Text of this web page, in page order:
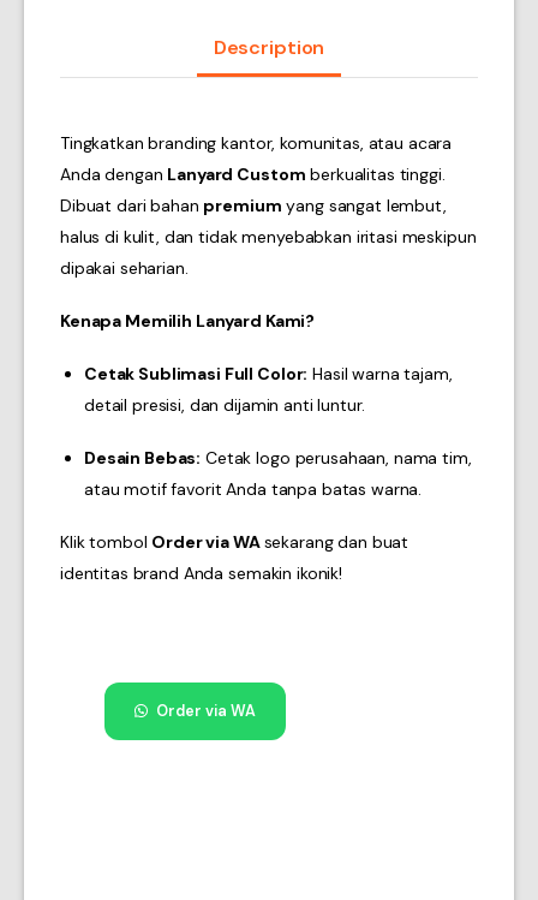
Description
Tingkatkanbranding kantor, komunitas, atau acara
Anda dengan Lanyard Custom berkualitas tinggi.
Dibuat dari bahan premium yang sangat lembut,
halus di kulit, dan tidak menyebabkan iritasi meskipun
dipakai seharian.
Kenapa Memilih Lanyard Kami?
Cetak Sublimasi Full Color: Hasil warna tajam,
detail presisi, dan dijamin anti luntur.
Desain Bebas: Cetak logo perusahaan, nama tim,
atau motif favorit Anda tanpa batas warna.
Klik tombol Order via WAsekarang dan buat
identitas brand Anda semakin ikonik!
Order via WA